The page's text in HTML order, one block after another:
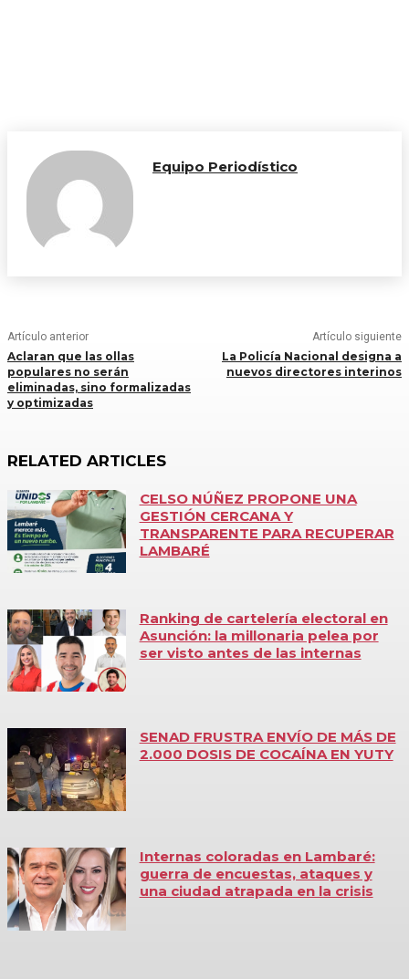
Equipo Periodístico
Artículo anterior
Aclaran que las ollas
populares no serán
eliminadas, sino formalizadas
y optimizadas
Artículo siguiente
La Policía Nacional designa a
nuevos directores interinos
RELATED ARTICLES
CELSO NÚÑEZ PROPONE UNA
GESTIÓN CERCANA Y
TRANSPARENTE PARA RECUPERAR
LAMBARÉ
Ranking de cartelería electoral en
Asunción: la millonaria pelea por
ser visto antes de las internas
SENAD FRUSTRA ENVÍO DE MÁS DE
2.000 DOSIS DE COCAÍNA EN YUTY
Internas coloradas en Lambaré:
guerra de encuestas, ataques y
una ciudad atrapada en la crisis